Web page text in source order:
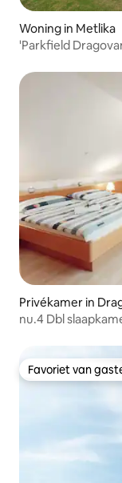
Woning in Metlika
'Parkfield
Privékamer in
nu.4 Dbl
Favoriet van
Favoriet van